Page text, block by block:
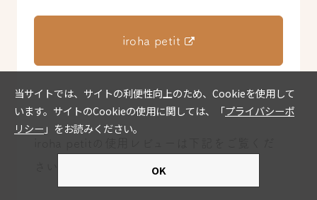
iroha petit